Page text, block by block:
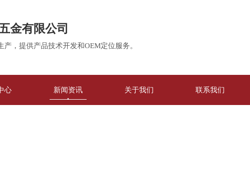
金有限公司
，提供产品技术开发和OEM定位服务。
心 新闻资讯 关于我们 联系我们